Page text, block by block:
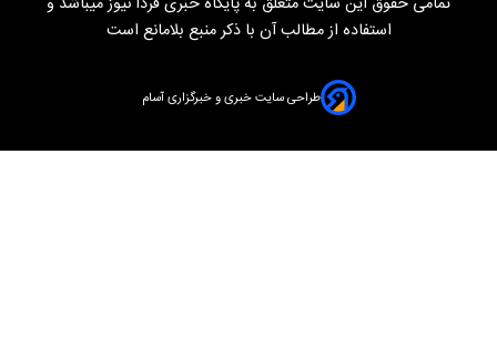
استفاده از مطالب آن با ذکر منبع بلامانع است
طراحی سایت خبری و خبرگزاری آسام